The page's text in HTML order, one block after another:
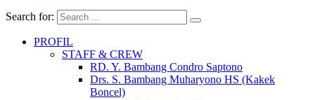
Search for:
PROFIL
STAFF & CREW
RD. Y. Bambang Condro Saptono
Drs. S. Bambang Muharyono HS (Kakek
Boncel)